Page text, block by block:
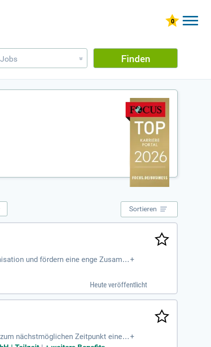
Jobs » Finden
Sortieren
und fördern eine enge Zusamm
das Qualitäts- und Projektmana
sozialwirtschaftlichen Bereich und ve
Genauigkeit und Teamfähigkeit
sowie durchsetzungsstarke Per
+
Heute veröffentlicht
nächstmöglichen Zeitpunkt eine u +